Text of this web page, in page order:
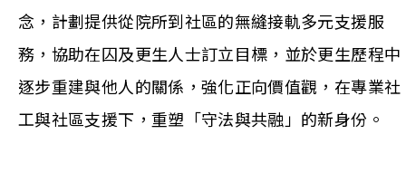
念，計劃提供從院所到社區的無縫接軌多元支援服
務，協助在囚及更生人士訂立目標，並於更生歷程中
逐步重建與他人的關係，強化正向價值觀，在專業社
工與社區支援下，重塑「守法與共融」的新身份。